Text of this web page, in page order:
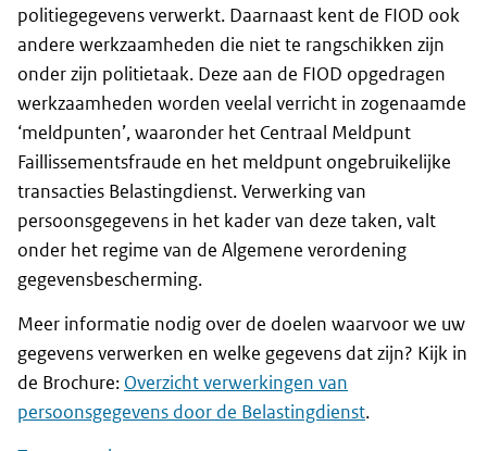
politiegegevens verwerkt. Daarnaast kent de FIOD ook
andere werkzaamheden die niet te rangschikken zijn
onder zijn politietaak. Deze aan de FIOD opgedragen
werkzaamheden worden veelal verricht in zogenaamde
‘meldpunten’, waaronder het Centraal Meldpunt
Faillissementsfraude en het meldpunt ongebruikelijke
transacties Belastingdienst. Verwerking van
persoonsgegevens in het kader van deze taken, valt
onder het regime van de Algemene verordening
gegevensbescherming.
Meer informatie nodig over de doelen waarvoor we uw
gegevens verwerken en welke gegevens dat zijn? Kijk in
de Brochure: Overzicht verwerkingen van
persoonsgegevens door de Belastingdienst.